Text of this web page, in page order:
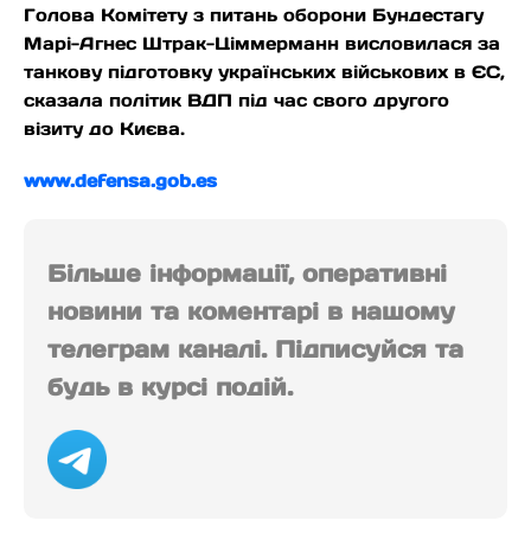
Голова Комітету з питань оборони Бундестагу
Марі-Агнес Штрак-Ціммерманн висловилася за
танкову підготовку українських військових в ЄС,
сказала політик ВДП під час свого другого
візиту до Києва.
www.defensa.gob.es
Більше інформації, оперативні
новини та коментарі в нашому
телеграм каналі. Підписуйся та
будь в курсі подій.